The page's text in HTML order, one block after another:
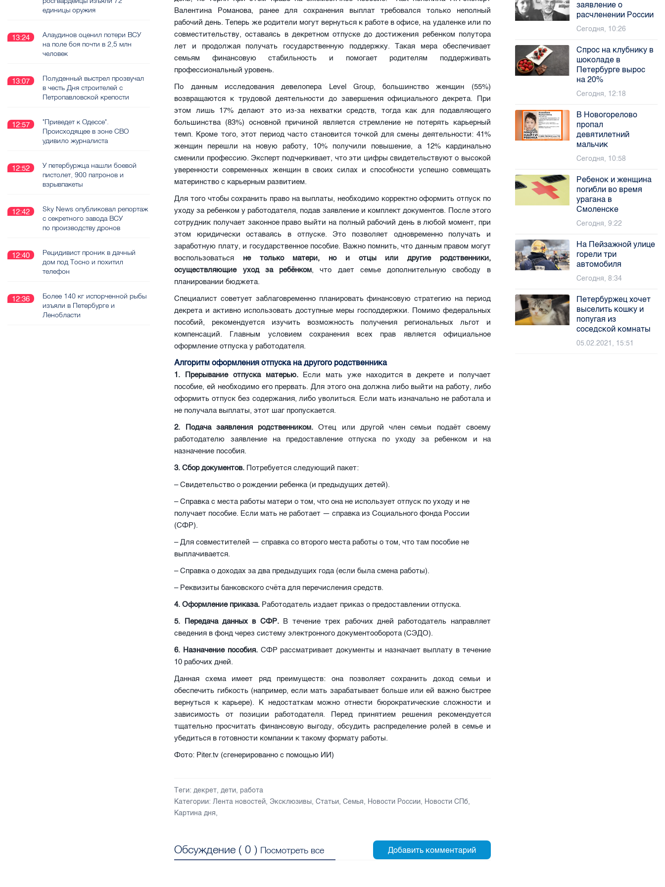
Валентина Романова, ранее для сохранения выплат требовался только неполный
рабочий день. Теперь же родители могут вернуться к работе в офисе, на удаленке или по
совместительству, оставаясь в декретном отпуске до достижения ребенком полутора
лет и продолжая получать государственную поддержку. Такая мера обеспечивает
семьям финансовую стабильность и помогает родителям поддерживать
профессиональный уровень.
По данным исследования девелопера Level Group, большинство женщин (55%)
возвращаются к трудовой деятельности до завершения официального декрета. При
этом лишь 17% делают это из-за нехватки средств, тогда как для подавляющего
большинства (83%) основной причиной является стремление не потерять карьерный
темп. Кроме того, этот период часто становится точкой для смены деятельности: 41%
женщин перешли на новую работу, 10% получили повышение, а 12% кардинально
сменили профессию. Эксперт подчеркивает, что эти цифры свидетельствуют о высокой
уверенности современных женщин в своих силах и способности успешно совмещать
материнство с карьерным развитием.
Для того чтобы сохранить право на выплаты, необходимо корректно оформить отпуск по
уходу за ребенком у работодателя, подав заявление и комплект документов. После этого
сотрудник получает законное право выйти на полный рабочий день в любой момент, при
этом юридически оставаясь в отпуске. Это позволяет одновременно получать и
заработную плату, и государственное пособие. Важно помнить, что данным правом могут
воспользоваться не только матери, но и отцы или другие родственники,
осуществляющие уход за ребёнком, что дает семье дополнительную свободу в
планировании бюджета.
Специалист советует заблаговременно планировать финансовую стратегию на период
декрета и активно использовать доступные меры господдержки. Помимо федеральных
пособий, рекомендуется изучить возможность получения региональных льгот и
компенсаций. Главным условием сохранения всех прав является официальное
оформление отпуска у работодателя.
Алгоритм оформления отпуска на другого родственника
1. Прерывание отпуска матерью.Если мать уже находится в декрете и получает
пособие, ей необходимо его прервать. Для этого она должна либо выйти на работу, либо
оформить отпуск без содержания, либо уволиться. Если мать изначально не работала и
не получала выплаты, этот шаг пропускается.
2. Подача заявления родственником.Отец или другой член семьи подаёт своему
работодателю заявление на предоставление отпуска по уходу за ребенком и на
назначение пособия.
3. Сбор документов. Потребуется следующий пакет:
– Свидетельство о рождении ребенка (и предыдущих детей).
– Справка с места работы матери о том, что она не использует отпуск по уходу и не
получает пособие. Если мать не работает — справка из Социального фонда России
(СФР).
– Для совместителей — справка со второго места работы о том, что там пособие не
выплачивается.
– Справка о доходах за два предыдущих года (если была смена работы).
– Реквизиты банковского счёта для перечисления средств.
4. Оформление приказа. Работодатель издает приказ о предоставлении отпуска.
5. Передача данных в СФР.В течение трех рабочих дней работодатель направляет
сведения в фонд через систему электронного документооборота (СЭДО).
6. Назначение пособия.СФР рассматривает документы и назначает выплату в течение
10 рабочих дней.
Данная схема имеет ряд преимуществ: она позволяет сохранить доход семьи и
обеспечить гибкость (например, если мать зарабатывает больше или ей важно быстрее
вернуться к карьере). К недостаткам можно отнести бюрократические сложности и
зависимость от позиции работодателя. Перед принятием решения рекомендуется
тщательно просчитать финансовую выгоду, обсудить распределение ролей в семье и
убедиться в готовности компании к такому формату работы.
Фото: Piter.tv (сгенерированно с помощью ИИ)
Теги: декрет,дети, работа
Категории: Лента новостей,Эксклюзивы,Статьи,Семья, Новости России, Новости СПб,
Картина дня,
Обсуждение (0 ) Посмотреть все
единицы оружия
13:24
Алаудинов оценил потери ВСУ
на поле боя почти в 2,5 млн
человек
13:07
Полуденный выстрел прозвучал
в честь Дня строителей с
Петропавловской крепости
12:57
"Приведет к Одессе".
Происходящее в зоне СВО
удивило журналиста
12:52
У петербуржца нашли боевой
пистолет, 900 патронов и
взрывпакеты
12:42
Sky News опубликовал репортаж
с секретного завода ВСУ
по производству дронов
12:40
Рецидивист проник в дачный
дом под Тосно и похитил
телефон
12:36
Более 140 кг испорченной рыбы
изъяли в Петербурге и
Ленобласти
заявление о
расчленении России
Сегодня, 10:26
Спрос на клубнику в
шоколаде в
Петербурге вырос
на 20%
Сегодня, 12:18
В Новогорелово
пропал
девятилетний
мальчик
Сегодня, 10:58
Ребенок и женщина
погибли во время
урагана в
Смоленске
Сегодня, 9:22
На Пейзажной улице
горели три
автомобиля
Сегодня, 8:34
Петербуржец хочет
выселить кошку и
попугая из
соседской комнаты
05.02.2021, 15:51